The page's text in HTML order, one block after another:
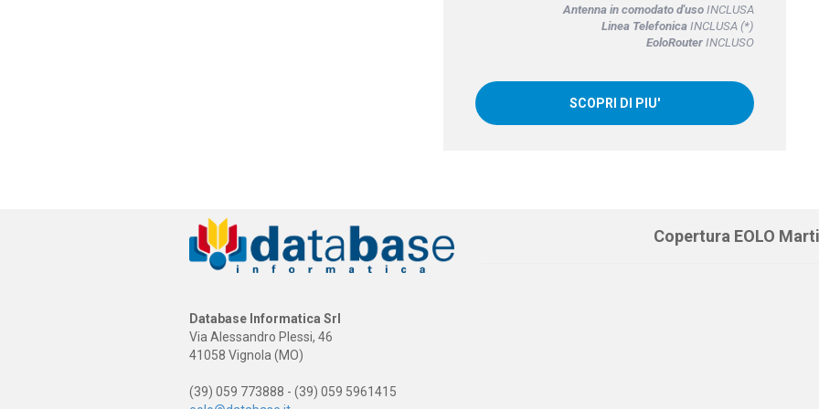
Antenna in comodato d'usoINCLUSA
Linea TelefonicaINCLUSA (*)
EoloRouterINCLUSO
SCOPRI DI PIU'
Database Informatica Srl
Via Alessandro Plessi, 46
41058 Vignola (MO)
(39) 059 773888 - (39) 059 5961415
Copertura EOLO